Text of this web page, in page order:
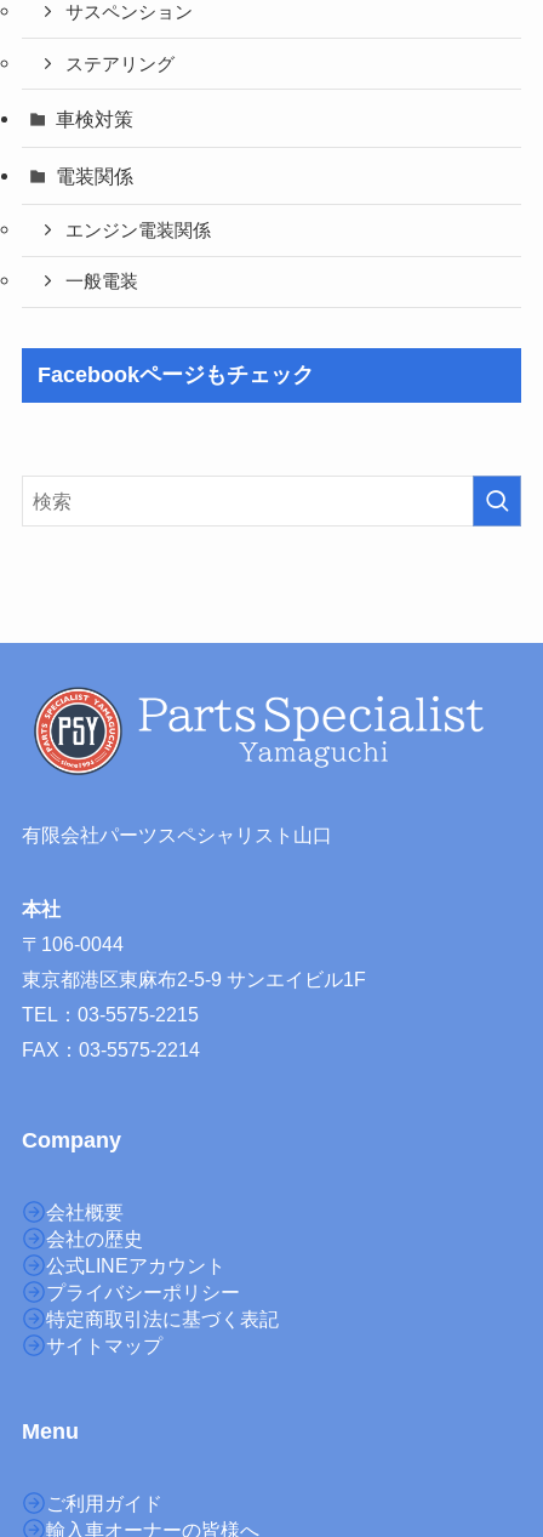
サスペンション
ステアリング
車検対策
電装関係
エンジン電装関係
一般電装
Facebookページもチェック
有限会社パーツスペシャリスト山口
本社
〒106-0044
東京都港区東麻布2-5-9 サンエイビル1F
TEL：03-5575-2215
FAX：03-5575-2214
Company
会社概要
会社の歴史
公式LINEアカウント
プライバシーポリシー
特定商取引法に基づく表記
サイトマップ
Menu
ご利用ガイド
輸入車オーナーの皆様へ